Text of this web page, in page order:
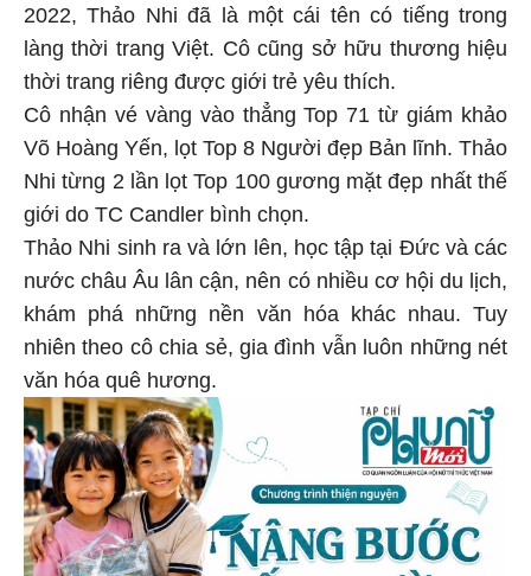
2022, Thảo Nhi đã là một cái tên có tiếng trong
làng thời trang Việt. Cô cũng sở hữu thương hiệu
thời trang riêng được giới trẻ yêu thích.
Cô nhận vé vàng vào thẳng Top 71 từ giám khảo
Võ Hoàng Yến, lọt Top 8 Người đẹp Bản lĩnh. Thảo
Nhi từng 2 lần lọt Top 100 gương mặt đẹp nhất thế
giới do TC Candler bình chọn.
Thảo Nhi sinh ra và lớn lên, học tập tại Đức và các
nước châu Âu lân cận, nên có nhiều cơ hội du lịch,
khám phá những nền văn hóa khác nhau. Tuy
nhiên theo cô chia sẻ, gia đình vẫn luôn những nét
văn hóa quê hương.